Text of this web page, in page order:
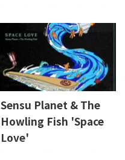
is out now. Released on: 2024-
5-10 Lyrics: Osier, Sensu
PlanetMusic: Sensu
PlanetArrange: Sensu Planet
& The Howling Fish EAN:
4573529370641 About the
波浪反射光。一個男人和一個
女人就像在海浪之間漂流一樣
生活。在這裡,兩人在第一節和
Sensu Planet & The
Howling Fish 'Space
Love'